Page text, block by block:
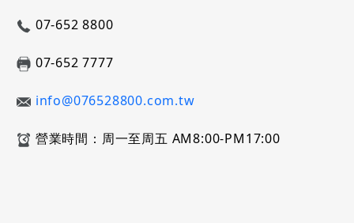
07-652 8800
07-652 7777
info@076528800.com.tw
營業時間：周一至周五 AM8:00-PM17:00